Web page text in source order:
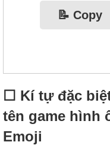
📝 Copy
☐ Kí tự đặc
tên game hình
Emoji